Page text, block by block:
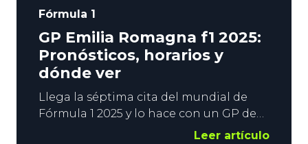
Fórmula 1
GP Emilia Romagna f1 2025:
Pronósticos, horarios y
dónde ver
Llega la séptima cita del mundial de
Fórmula 1 2025 y lo hace con un GP de
Emilia Romagna donde los grandes
Leer artículo